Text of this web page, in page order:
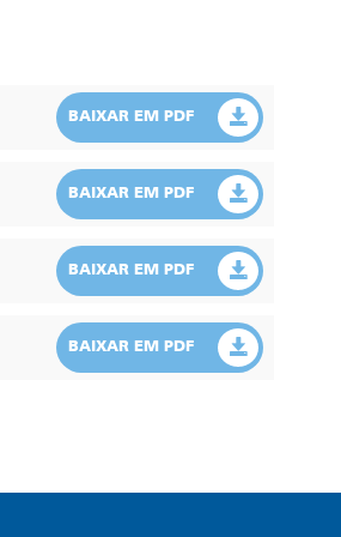
BAIXAR EM PDF
BAIXAR EM PDF
BAIXAR EM PDF
BAIXAR EM PDF